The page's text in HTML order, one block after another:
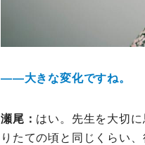
――大きな変化ですね。
瀬尾： はい。先生を大切
りたての頃と同じくらい